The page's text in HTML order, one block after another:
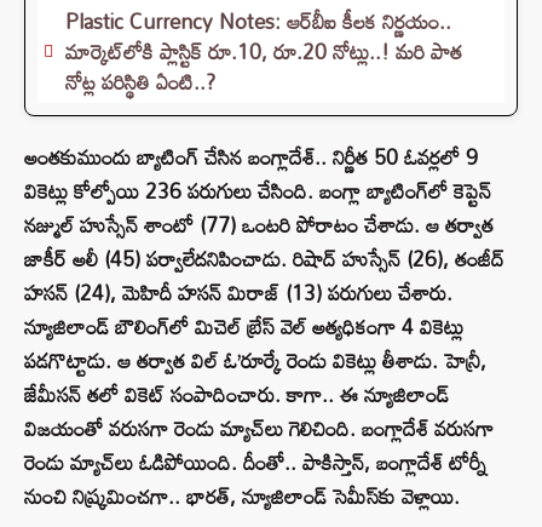
Plastic Currency Notes: ఆర్‌బీఐ కీలక నిర్ణయం..
మార్కెట్‌లోకి ప్లాస్టిక్ రూ.10, రూ.20 నోట్లు..! మరి పాత
నోట్ల పరిస్థితి ఏంటి..?
అంతకుముందు బ్యాటింగ్ చేసిన బంగ్లాదేశ్.. నిర్ణీత 50 ఓవర్లలో 9
వికెట్లు కోల్పోయి 236 పరుగులు చేసింది. బంగ్లా బ్యాటింగ్‌లో కెప్టెన్
నజ్ముల్ హుస్సేన్ శాంటో (77) ఒంటరి పోరాటం చేశాడు. ఆ తర్వాత
జాకీర్ అలీ (45) పర్వాలేదనిపించాడు. రిషాద్ హుస్సేన్ (26), తంజీద్
హసన్ (24), మెహిదీ హసన్ మిరాజ్ (13) పరుగులు చేశారు.
న్యూజిలాండ్ బౌలింగ్‌లో మిచెల్ బ్రేస్ వెల్ అత్యధికంగా 4 వికెట్లు
పడగొట్టాడు. ఆ తర్వాత విల్ ఓ’రూర్కే రెండు వికెట్లు తీశాడు. హెన్రీ,
జేమీసన్ తలో వికెట్ సంపాదించారు. కాగా.. ఈ న్యూజిలాండ్
విజయంతో వరుసగా రెండు మ్యాచ్‌లు గెలిచింది. బంగ్లాదేశ్ వరుసగా
రెండు మ్యాచ్‌లు ఓడిపోయింది. దీంతో.. పాకిస్తాన్, బంగ్లాదేశ్ టోర్నీ
నుంచి నిష్క్రమించగా.. భారత్, న్యూజిలాండ్ సెమీస్‌కు వెళ్లాయి.